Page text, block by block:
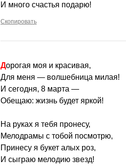
И много счастья подарю!
Скопировать
Дорогая моя и красивая,
Для меня — волшебница милая!
И сегодня, 8 марта —
Обещаю: жизнь будет яркой!
На руках я тебя пронесу,
Мелодрамы с тобой посмотрю,
Принесу я букет алых роз,
И сыграю мелодию звезд!